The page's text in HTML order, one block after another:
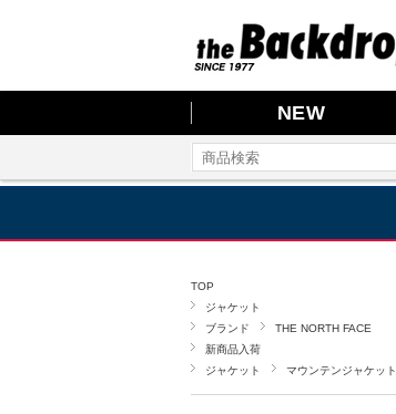
NEW
TOP
ジャケット
ブランド
THE NORTH FACE
新商品入荷
ジャケット
マウンテンジャケット